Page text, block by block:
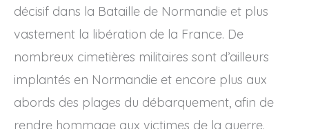
décisif dans la Bataille de Normandie et plus
vastement la libération de la France. De
nombreux cimetières militaires sont d’ailleurs
implantés en Normandie et encore plus aux
abords des plages du débarquement, afin de
rendre hommage aux victimes de la guerre.